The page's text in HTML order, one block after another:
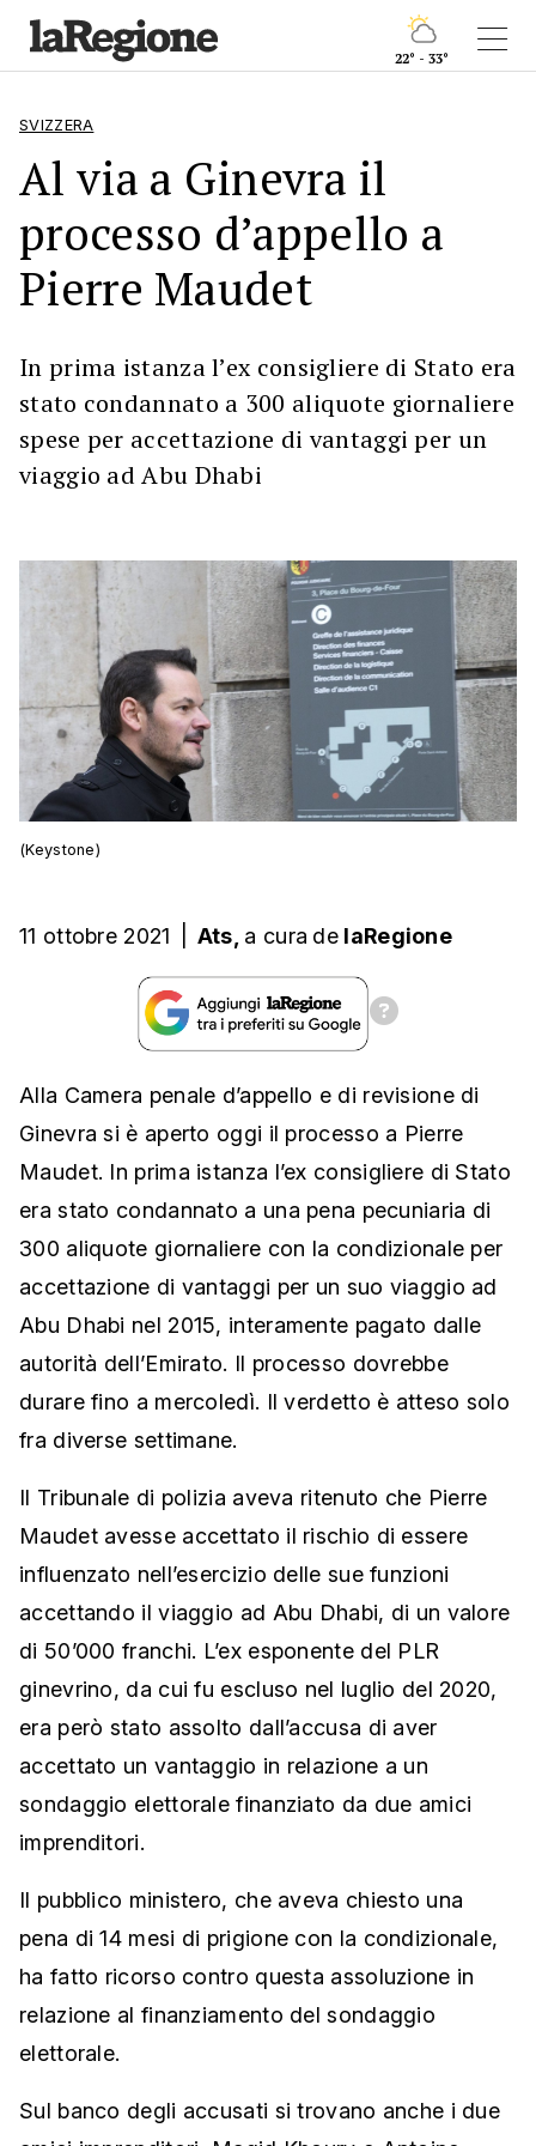
22° - 33°
SVIZZERA
Al via a Ginevra il
processo d’appello a
Pierre Maudet
In prima istanza l’ex consigliere di Stato era
stato condannato a 300 aliquote giornaliere
spese per accettazione di vantaggi per un
viaggio ad Abu Dhabi
(Keystone)
11 ottobre 2021 Ats, a cura de laRegione
Alla Camera penale d’appello e di revisione di
Ginevra si è aperto oggi il processo a Pierre
Maudet. In prima istanza l’ex consigliere di Stato
era stato condannato a una pena pecuniaria di
300 aliquote giornaliere con la condizionale per
accettazione di vantaggi per un suo viaggio ad
Abu Dhabi nel 2015, interamente pagato dalle
autorità dell’Emirato. Il processo dovrebbe
durare fino a mercoledì. Il verdetto è atteso solo
fra diverse settimane.
Il Tribunale di polizia aveva ritenuto che Pierre
Maudet avesse accettato il rischio di essere
influenzato nell’esercizio delle sue funzioni
accettando il viaggio ad Abu Dhabi, di un valore
di 50’000 franchi. L’ex esponente del PLR
ginevrino, da cui fu escluso nel luglio del 2020,
era però stato assolto dall’accusa di aver
accettato un vantaggio in relazione a un
sondaggio elettorale finanziato da due amici
imprenditori.
Il pubblico ministero, che aveva chiesto una
pena di 14 mesi di prigione con la condizionale,
ha fatto ricorso contro questa assoluzione in
relazione al finanziamento del sondaggio
elettorale.
Sul banco degli accusati si trovano anche i due